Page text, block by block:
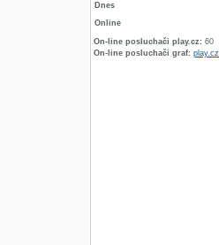
Dnes
Online
On-line posluchači play.cz: 60
On-line posluchači graf: play.cz